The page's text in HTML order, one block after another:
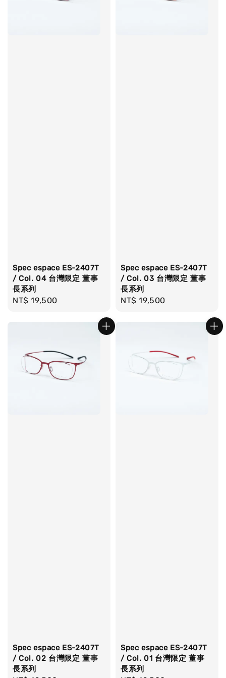
Spec espace ES-2407T
/ Col. 04 台灣限定 董事
長系列
Regular
NT$ 19,500
Spec espace ES-2407T
/ Col. 03 台灣限定 董事
長系列
Regular
NT$ 19,500
Spec espace ES-2407T
/ Col. 02 台灣限定 董事
長系列
Spec espace ES-2407T
/ Col. 01 台灣限定 董事
長系列